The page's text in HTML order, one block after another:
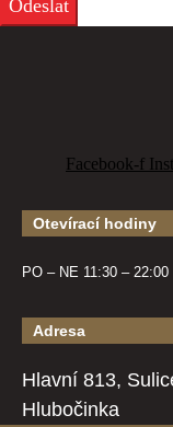
Facebook-f
Otevírací hodiny
PO – NE 11:30 – 22:00
Adresa
Hlavní 813,
Hlubočinka